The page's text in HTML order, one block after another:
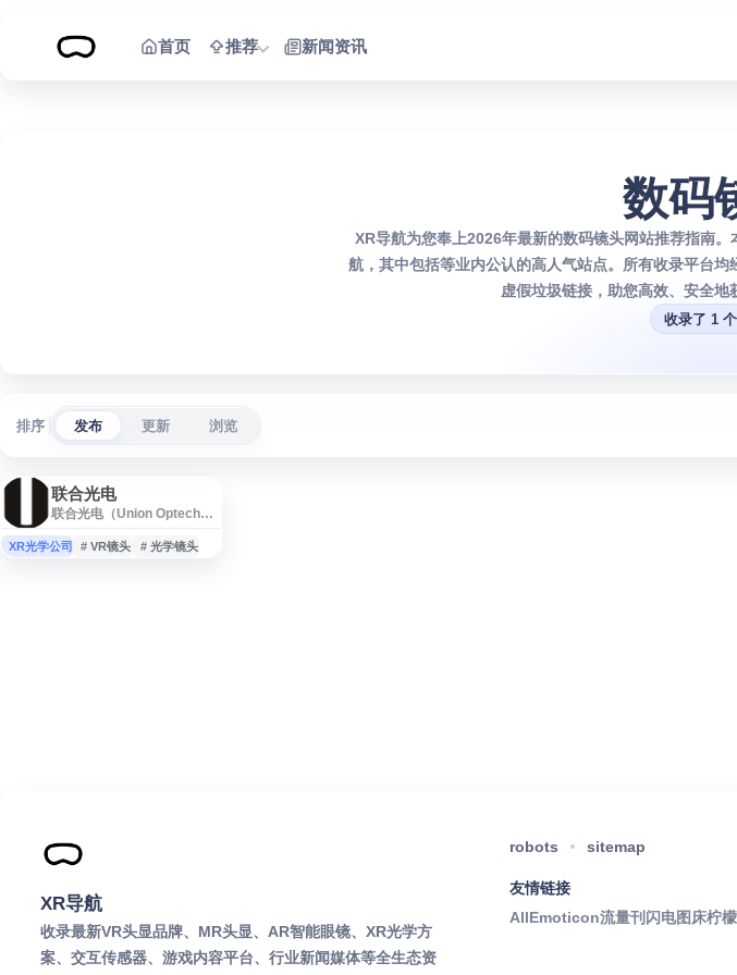
首页
推荐 新闻资讯
数码
XR导航为您奉上2026年最新的数码镜头网站推荐指南
航，其中包括等业内公认的高人气站点。所有收录平台
虚假垃圾链接，助您高效、安全地
收录了 1
排序 发布 更新 浏览
联合光电
联合光电（Union Optech）
关视觉产品的企业，业务涵
盖物联网视觉镜头、车载镜
XR光学公司 # VR镜头 # 光学镜头
XR导航
收录最新VR头显品牌、MR头显、AR智能眼镜、XR光学方
案、交互传感器、游戏内容平台、行业新闻媒体等全生态资
robots sitemap
友情链接
AllEmoticon流量刊 闪电图床柠